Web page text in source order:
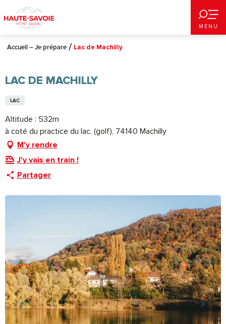
au
contenu
principal
MENU
Accueil – Je prépare Lac de Machilly
LAC DE MACHILLY
LAC
Altitude : 532m
à coté du practice du lac, (golf), 74140 Machilly
M'y rendre
J'y vais en train !
Partager